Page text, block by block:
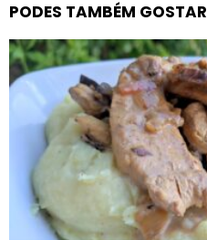
PODES TAMBÉM GOSTAR